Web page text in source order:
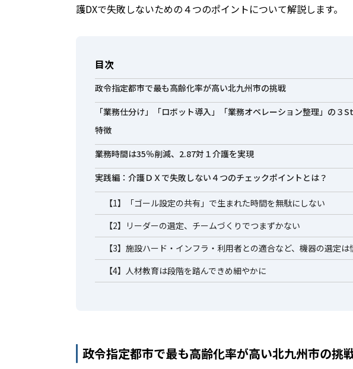
護DXで失敗しないための４つのポイントについて解説します。
目次
政令指定都市で最も高齢化率が高い北九州市の挑戦
「業務仕分け」「ロボット導入」「業務オペレーション整理」の３
特徴
業務時間は35％削減、2.87対１介護を実現
実践編：介護ＤＸで失敗しない４つのチェックポイントとは？
【1】「ゴール設定の共有」で生まれた時間を無駄にしない
【2】リーダーの選定、チームづくりでつまずかない
【3】施設ハード・インフラ・利用者との適合など、機器の選定は
【4】人材教育は段階を踏んできめ細やかに
政令指定都市で最も高齢化率が高い北九州市の挑